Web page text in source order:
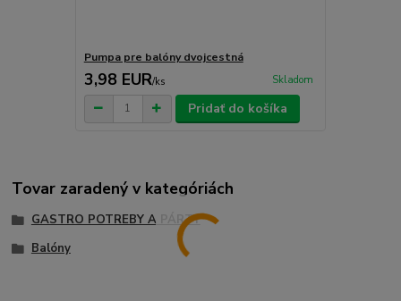
Pumpa pre balóny dvojcestná
3,98 EUR/ks Skladom
Pridať do košíka
Tovar zaradený v kategóriách
GASTRO POTREBY A PÁRTY
Balóny